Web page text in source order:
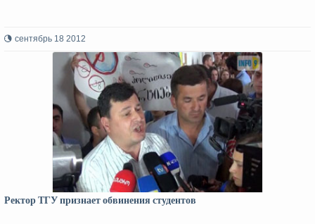
сентябрь 18 2012
Ректор ТГУ признает обвинения студентов